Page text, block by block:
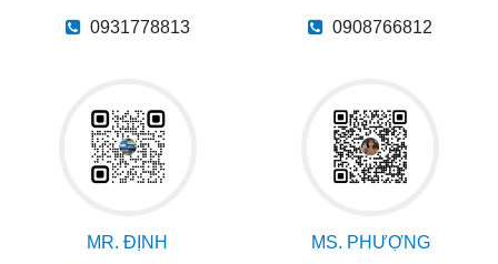
0931778813 0908766812
MR. ĐỊNH MS. PHƯỢNG